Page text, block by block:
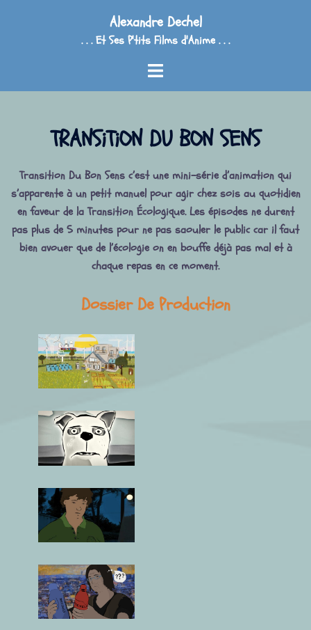
Alexandre Dechel
. . . Et Ses P'tits Films d'Anime . . .
Ouvrir/fermer
TRANSiTiON DU BON SENS
Transition Du Bon Sens c’est une mini-série d’animation qui
s’apparente à un petit manuel pour agir chez sois au quotidien
en faveur de la Transition Écologique. Les épisodes ne durent
pas plus de 5 minutes pour ne pas saouler le public car il faut
bien avouer que de l’écologie on en bouffe déjà pas mal et à
chaque repas en ce moment.
Dossier De Production